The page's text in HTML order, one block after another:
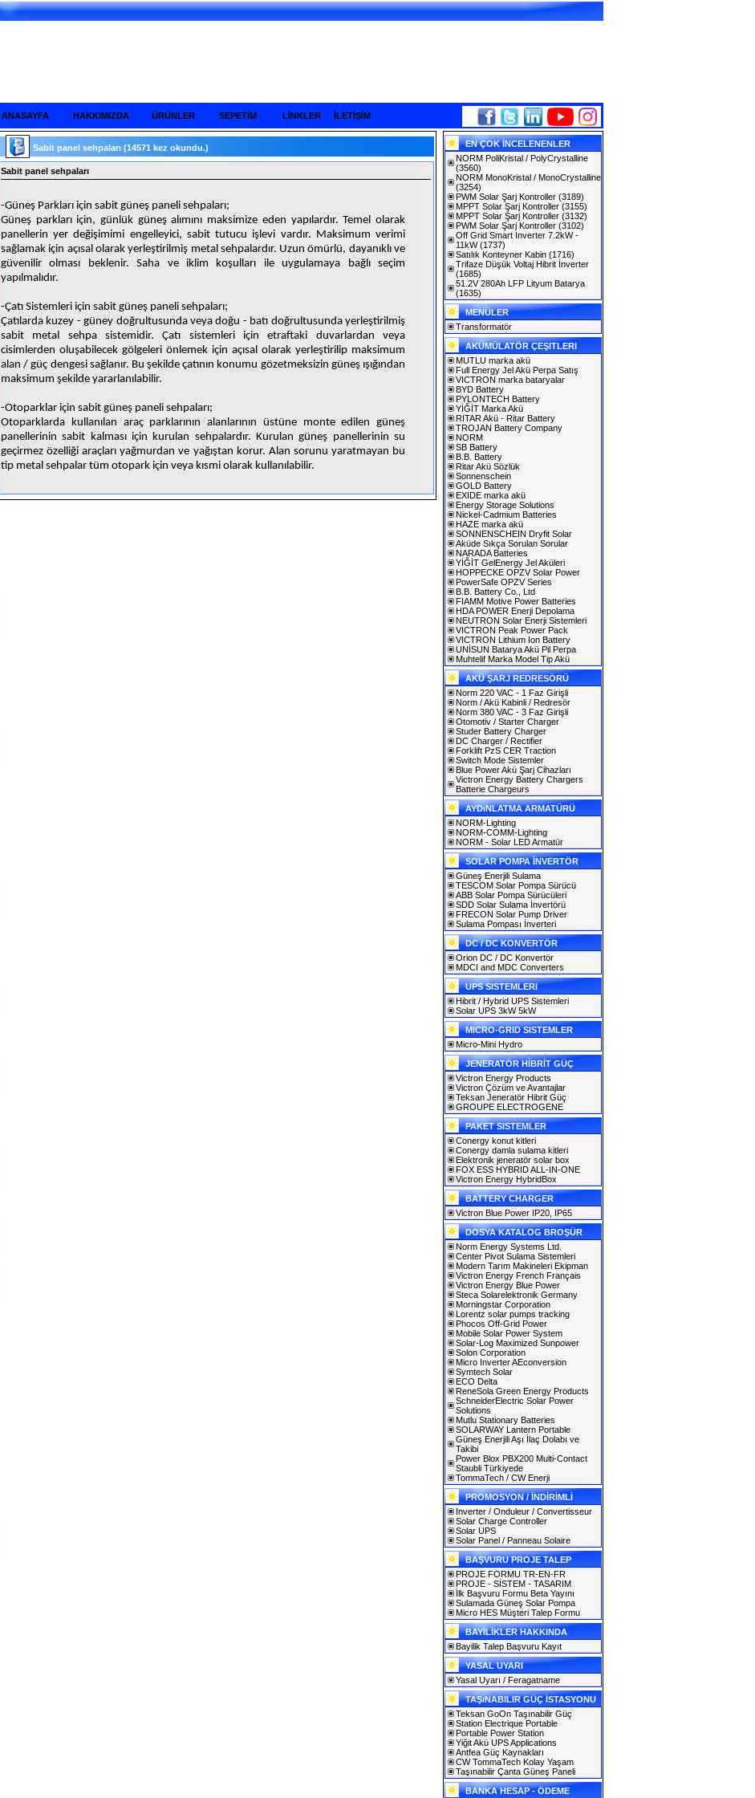
ANASAYFA HAKKIMIZDA ÜRÜNLER SEPETİM LİNKLER İLETİŞİM
Sabit panel sehpaları (14571 kez okundu.)
Sabit panel sehpaları
-Güneş Parkları için sabit güneş paneli sehpaları;
Güneş parkları için, günlük güneş alımını maksimize eden yapılardır. Temel olarak
panellerin yer değişimimi engelleyici, sabit tutucu işlevi vardır. Maksimum verimi
sağlamak için açısal olarak yerleştirilmiş metal sehpalardır. Uzun ömürlü, dayanıklı ve
güvenilir olması beklenir. Saha ve iklim koşulları ile uygulamaya bağlı seçim
yapılmalıdır.
-Çatı Sistemleri için sabit güneş paneli sehpaları;
Çatılarda kuzey - güney doğrultusunda veya doğu - batı doğrultusunda yerleştirilmiş
sabit metal sehpa sistemidir. Çatı sistemleri için etraftaki duvarlardan veya
cisimlerden oluşabilecek gölgeleri önlemek için açısal olarak yerleştirilip maksimum
alan / güç dengesi sağlanır. Bu şekilde çatının konumu gözetmeksizin güneş ışığından
maksimum şekilde yararlanılabilir.
-Otoparklar için sabit güneş paneli sehpaları;
Otoparklarda kullanılan araç parklarının alanlarının üstüne monte edilen güneş
panellerinin sabit kalması için kurulan sehpalardır. Kurulan güneş panellerinin su
geçirmez özelliği araçları yağmurdan ve yağıştan korur. Alan sorunu yaratmayan bu
tip metal sehpalar tüm otopark için veya kısmi olarak kullanılabilir.
EN ÇOK İNCELENENLER
NORM PoliKristal / PolyCrystalline
(3560)
NORM MonoKristal / MonoCrystalline
(3254)
PWM Solar Şarj Kontroller (3189)
MPPT Solar Şarj Kontroller (3155)
MPPT Solar Şarj Kontroller (3132)
PWM Solar Şarj Kontroller (3102)
Off Grid Smart Inverter 7.2kW -
11kW(1737)
Satılık Konteyner Kabin (1716)
Trifaze Düşük Voltaj Hibrit İnverter
(1685)
51.2V 280Ah LFP Lityum Batarya
(1635)
MENÜLER
Transformatör
AKÜMÜLATÖR ÇEŞITLERI
MUTLU marka akü
Full Energy Jel Akü Perpa Satış
VICTRON marka bataryalar
BYD Battery
PYLONTECH Battery
YİĞİT Marka Akü
RITAR Akü - Ritar Battery
TROJAN Battery Company
NORM
SB Battery
B.B. Battery
Ritar Akü Sözlük
Sonnenschein
GOLD Battery
EXIDE marka akü
Energy Storage Solutions
Nickel-Cadmium Batteries
HAZE marka akü
SONNENSCHEIN Dryfit Solar
Aküde Sıkça Sorulan Sorular
NARADA Batteries
YİĞİT GelEnergy Jel Aküleri
HOPPECKE OPZV Solar Power
PowerSafe OPZV Series
B.B. Battery Co., Ltd
FIAMM Motive Power Batteries
HDA POWER Enerji Depolama
NEUTRON Solar Enerji Sistemleri
VICTRON Peak Power Pack
VICTRON Lithium Ion Battery
UNİSUN Batarya Akü Pil Perpa
Muhtelif Marka Model Tip Akü
AKÜ ŞARJ REDRESÖRÜ
Norm 220 VAC - 1 Faz Girişli
Norm / Akü Kabinli / Redresör
Norm 380 VAC - 3 Faz Girişli
Otomotiv / Starter Charger
Studer Battery Charger
DC Charger / Rectifier
Forklift PzS CER Traction
Switch Mode Sistemler
Blue Power Akü Şarj Cihazları
Victron Energy Battery Chargers
Batterie Chargeurs
AYDıNLATMA ARMATÜRÜ
NORM-Lighting
NORM-COMM-Lighting
NORM - Solar LED Armatür
SOLAR POMPA İNVERTÖR
Güneş Enerjili Sulama
TESCOM Solar Pompa Sürücü
ABB Solar Pompa Sürücüleri
SDD Solar Sulama İnvertörü
FRECON Solar Pump Driver
Sulama Pompası İnverteri
DC / DC KONVERTÖR
Orion DC / DC Konvertör
MDCI and MDC Converters
UPS SISTEMLERI
Hibrit / Hybrid UPS Sistemleri
Solar UPS 3kW 5kW
MICRO-GRID SISTEMLER
Micro-Mini Hydro
JENERATÖR HİBRİT GÜÇ
Victron Energy Products
Victron Çözüm ve Avantajlar
Teksan Jeneratör Hibrit Güç
GROUPE ELECTROGENE
PAKET SISTEMLER
Conergy konut kitleri
Conergy damla sulama kitleri
Elektronik jeneratör solar box
FOX ESS HYBRID ALL-IN-ONE
Victron Energy HybridBox
BATTERY CHARGER
Victron Blue Power IP20, IP65
DOSYA KATALOG BROŞÜR
Norm Energy Systems Ltd.
Center Pivot Sulama Sistemleri
Modern Tarım Makineleri Ekipman
Victron Energy French Français
Victron Energy Blue Power
Steca Solarelektronik Germany
Morningstar Corporation
Lorentz solar pumps tracking
Phocos Off-Grid Power
Mobile Solar Power System
Solar-Log Maximized Sunpower
Solon Corporation
Micro Inverter AEconversion
Symtech Solar
ECO Delta
ReneSola Green Energy Products
SchneiderElectric Solar Power
Solutions
Mutlu Stationary Batteries
SOLARWAY Lantern Portable
Güneş Enerjili Aşı İlaç Dolabı ve
Takibi
Power Blox PBX200 Multi-Contact
Staubli Türkiyede
TommaTech / CW Enerji
PROMOSYON / İNDİRİMLİ
Inverter / Onduleur / Convertisseur
Solar Charge Controller
Solar UPS
Solar Panel / Panneau Solaire
BAŞVURU PROJE TALEP
PROJE FORMU TR-EN-FR
PROJE - SİSTEM - TASARIM
İlk Başvuru Formu Beta Yayını
Sulamada Güneş Solar Pompa
Micro HES Müşteri Talep Formu
BAYİLİKLER HAKKINDA
Bayilik Talep Başvuru Kayıt
YASAL UYARI
Yasal Uyarı / Feragatname
TAŞıNABILIR GÜÇ İSTASYONU
Teksan GoOn Taşınabilir Güç
Station Electrique Portable
Portable Power Station
Yiğit Akü UPS Applications
Antfea Güç Kaynakları
CW TommaTech Kolay Yaşam
Taşınabilir Çanta Güneş Paneli
BANKA HESAP - ÖDEME